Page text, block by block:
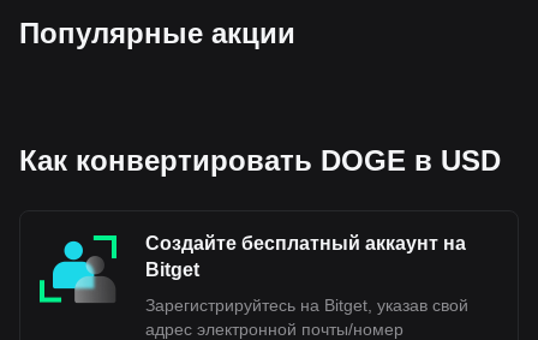
Популярные акции
Как конвертировать DOGE в USD
Создайте бесплатный аккаунт на
Bitget
Зарегистрируйтесь на Bitget, указав свой
адрес электронной почты/номер